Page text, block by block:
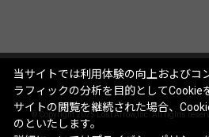
© Copyright 2025 Lost Arrow,Inc. All rights
当サイトでは利用体験の向上およびコ
ラフィックの分析を目的としてCookie
サイトの閲覧を継続された場合、
のといたします。